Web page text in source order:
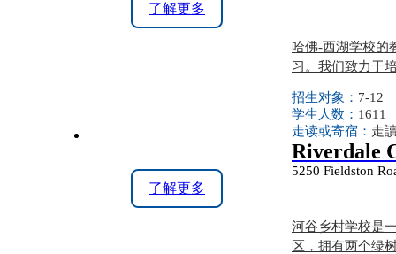
了解更多
哈佛-西湖学校的
习。我们致力于
招生对象： 7-12
学生人数： 1611
走读或寄宿： 走
了解更多
Riverdale
5250 Fieldston
河谷乡村学校是
区，拥有两个绿